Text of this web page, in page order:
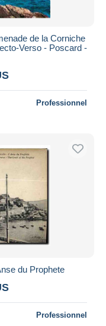
de la Corniche
Verso - Poscard -
Professionnel
du Prophete
Professionnel